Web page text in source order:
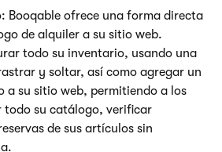
Booqable ofrece una forma directa
de alquiler a su sitio web.
todo su inventario, usando una
y soltar, así como agregar un
a su sitio web, permitiendo a los
todo su catálogo, verificar
de sus artículos sin